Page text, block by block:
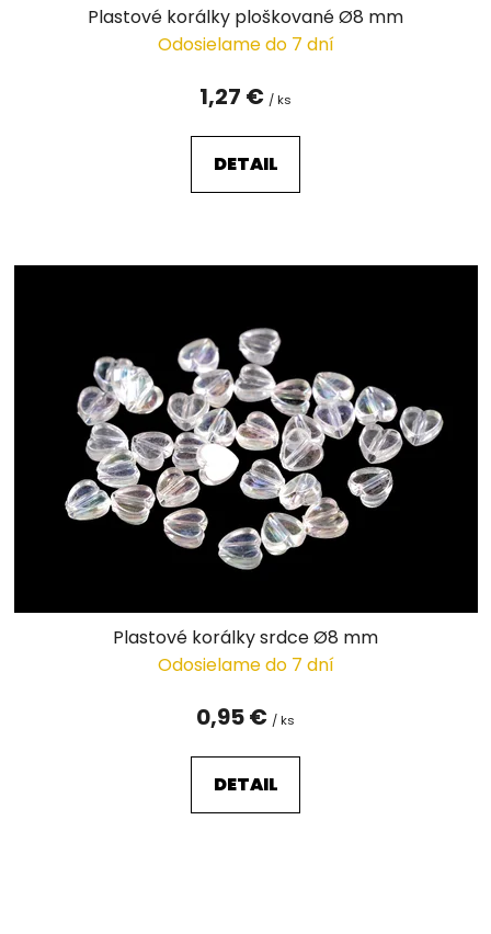
Plastové korálky ploškované Ø8 mm
Odosielame do 7 dní
1,27 € / ks
DETAIL
Plastové korálky srdce Ø8 mm
Odosielame do 7 dní
0,95 € / ks
DETAIL